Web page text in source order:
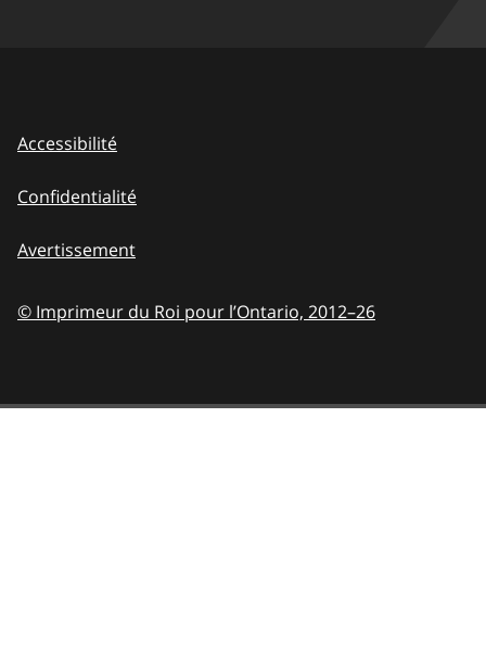
Accessibilité
Confidentialité
Avertissement
© Imprimeur du Roi pour l’Ontario, 2012–26